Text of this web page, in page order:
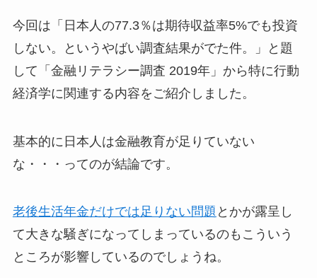
今回は「日本人の77.3％は期待収益率5%でも投資
しない。というやばい調査結果がでた件。」と題
して「金融リテラシー調査 2019年」から特に行動
経済学に関連する内容をご紹介しました。
基本的に日本人は金融教育が足りていない
な・・・ってのが結論です。
老後生活年金だけでは足りない問題 とかが露呈し
て大きな騒ぎになってしまっているのもこういう
ところが影響しているのでしょうね。